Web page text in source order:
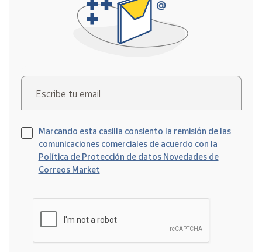
Escribe tu email
Marcando esta casilla consiento la remisión de las
comunicaciones comerciales de acuerdo con la
Política de Protección de datos Novedades de
Correos Market